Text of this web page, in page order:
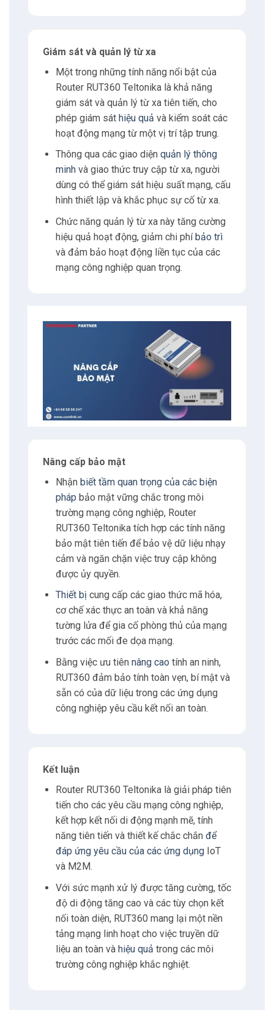
Giám sát và quản lý từ xa
Một trong những tính năng nổi bật của
Router RUT360 Teltonika là khả năng
giám sát và quản lý từ xa tiên tiến, cho
phép giám sát hiệu quả và kiểm soát các
hoạt động mạng từ một vị trí tập trung.
Thông qua các giao diện quản lý thông
minhvà giao thức truy cập từ xa, người
dùng có thể giám sát hiệu suất mạng, cấu
hình thiết lập và khắc phục sự cố từ xa.
Chức năng quản lý từ xa này tăng cường
hiệu quả hoạt động, giảm chi phíbảo trì
và đảm bảo hoạt động liền tục của các
mạng công nghiệp quan trọng.
Nâng cấp bảo mật
Nhận biết tầm quan trọng của các biện
pháp bảo mật vững chắc trong môi
trường mạng công nghiệp, Router
RUT360 Teltonika tích hợp các tính năng
bảo mật tiên tiến để bảo vệ dữ liệu nhạy
cảm và ngăn chặn việc truy cập không
được ủy quyền.
Thiết bị cung cấp các giao thức mã hóa,
cơ chế xác thực an toàn và khả năng
tường lửa để gia cố phòng thủ của mạng
trước các mối đe dọa mạng.
Bằng việc ưu tiên nâng cao tính an ninh,
RUT360 đảm bảo tính toàn vẹn, bí mật và
sẵn có của dữ liệu trong các ứng dụng
công nghiệp yêu cầu kết nối an toàn.
Kết luận
Router RUT360 Teltonika là giải pháp tiên
tiến cho các yêu cầu mạng công nghiệp,
kết hợp kết nối di động mạnh mẽ, tính
năng tiên tiến và thiết kế chắc chắn để
đáp ứng yêu cầu của các ứng dụngIoT
và M2M.
Với sức mạnh xử lý được tăng cường, tốc
độ di động tăng cao và các tùy chọn kết
nối toàn diện, RUT360 mang lại một nền
tảng mạng linh hoạt cho việc truyền dữ
liệu an toàn và hiệu quả trong các môi
trường công nghiệp khắc nghiệt.